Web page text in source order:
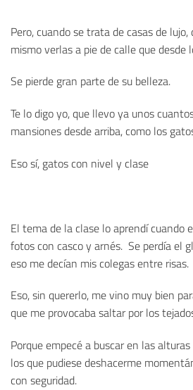
Pero, cuando se trata de casas de
mismo verlas a pie de calle que desde
Se pierde gran parte de su belleza.
Te lo digo yo, que llevo ya unos
mansiones desde arriba, como los
Eso sí, gatos con nivel y clase
El tema de la clase lo aprendí cuando
fotos con casco y arnés. Se perdía el
eso me decían mis colegas entre risas.
Eso, sin quererlo, me vino muy bien
que me provocaba saltar por los
Porque empecé a buscar en las
los que pudiese deshacerme
con seguridad.